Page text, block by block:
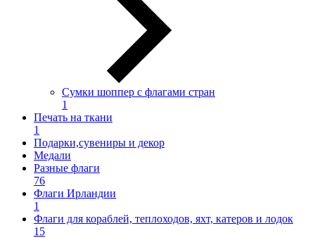
Сумки шоппер с флагами стран
1
Печать на ткани
1
Подарки,сувениры и декор
Медали
Разные флаги
76
Флаги Ирландии
1
Флаги для кораблей, теплоходов, яхт, катеров и лодок
15